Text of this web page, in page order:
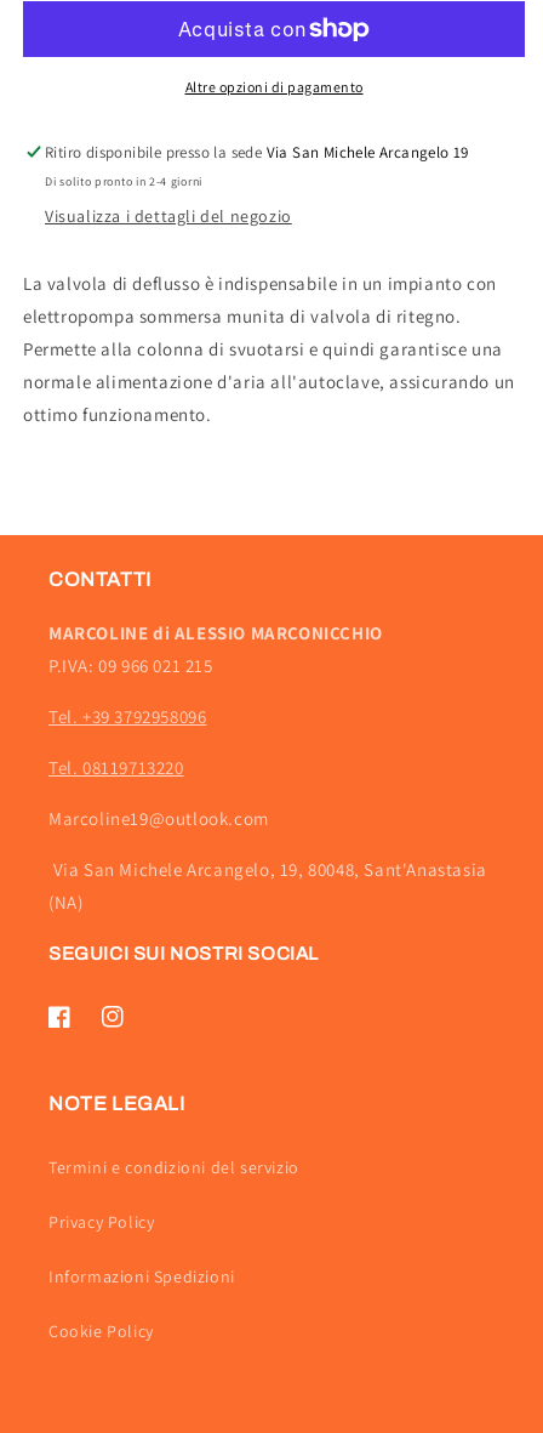
Altre opzioni di pagamento
Ritiro disponibile presso la sede Via San Michele Arcangelo 19
Di solito pronto in 2-4 giorni
Visualizza i dettagli del negozio
La valvola di deflusso è indispensabile in un impianto con
elettropompa sommersa munita di valvola di ritegno.
Permette alla colonna di svuotarsi e quindi garantisce una
normale alimentazione d'aria all'autoclave, assicurando un
ottimo funzionamento.
CONTATTI
MARCOLINE di ALESSIO MARCONICCHIO
P.IVA: 09 966 021 215
Tel. +39 3792958096
Tel. 08119713220
Marcoline19@outlook.com
Via San Michele Arcangelo, 19, 80048, Sant'Anastasia
(NA)
SEGUICI SUI NOSTRI SOCIAL
FacebookInstagram
NOTE LEGALI
Termini e condizioni del servizio
Privacy Policy
Informazioni Spedizioni
Cookie Policy